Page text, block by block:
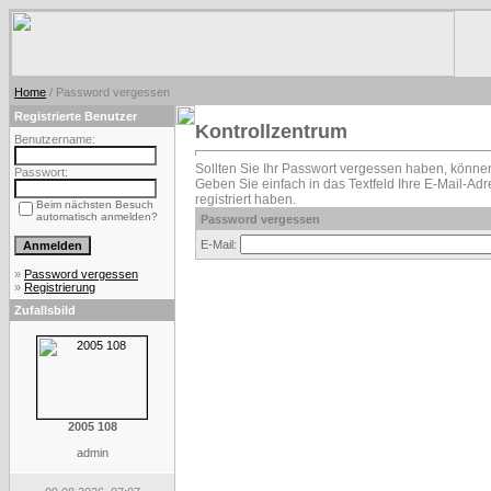
Home / Password vergessen
Registrierte Benutzer
Benutzername:
Passwort:
Beim nächsten Besuch
automatisch anmelden?
» Password vergessen
» Registrierung
Zufallsbild
2005 108
admin
Kontrollzentrum
Sollten Sie Ihr Passwort vergessen haben,
Geben Sie einfach in das Textfeld Ihre E-Mail-
registriert haben.
Password vergessen
E-Mail: